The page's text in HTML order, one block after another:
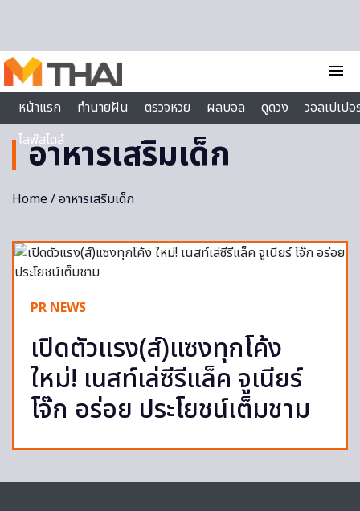
menu
หน้าแรก
ทำนายฝัน ตรวจหวย ผลบอล ดูดวง
วอลเปเป
ไลฟ์สไตล์
อาหารเสริมเด็ก
Home/ อาหารเสริมเด็ก
PR NEWS
เปิดตัวแรง(ส์)แซงทุกโค้ง
ใหม่! เนสท์เล่ซีรีแล็ค จูเนียร์
โจ๊ก อร่อย ประโยชน์เต็มชาม